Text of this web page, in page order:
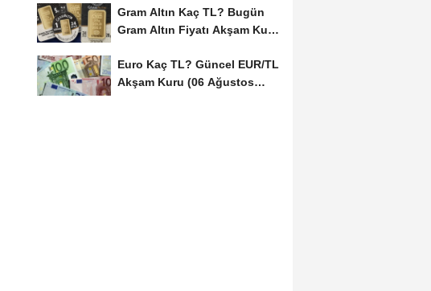
Gram Altın Kaç TL? Bugün
Gram Altın Fiyatı Akşam Kuru
Euro Kaç TL? Güncel EUR/TL
Akşam Kuru (06 Ağustos